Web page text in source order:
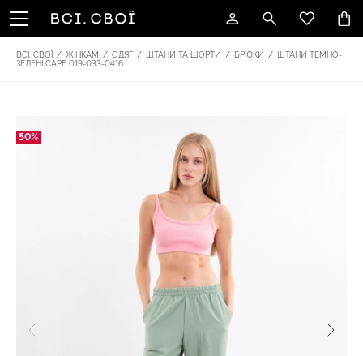
ВСІ. СВОЇ / ЖІНКАМ / ОДЯГ / ШТАНИ ТА ШОРТИ / БРЮКИ /
ШТАНИ ТЕМНО-
ЗЕЛЕНІ CAPE 019-033-0416
50%